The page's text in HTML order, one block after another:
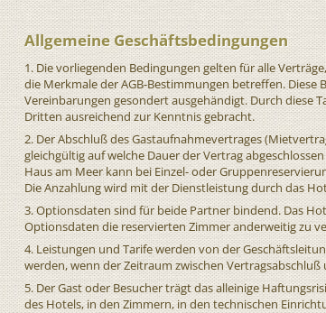
Allgemeine Geschäftsbedingungen
1. Die vorliegenden Bedingungen gelten für alle
die Merkmale der AGB-Bestimmungen betreffen.
Vereinbarungen gesondert ausgehändigt. Durch diese
Dritten ausreichend zur Kenntnis gebracht.
2. Der Abschluß des Gastaufnahmevertrages
gleichgültig auf welche Dauer der Vertrag
Haus am Meer kann bei Einzel- oder
Die Anzahlung wird mit der Dienstleistung durch das
3. Optionsdaten sind für beide Partner bindend. Das
Optionsdaten die reservierten Zimmer anderweitig zu
4. Leistungen und Tarife werden von der
werden, wenn der Zeitraum zwischen
5. Der Gast oder Besucher trägt das alleinige
des Hotels, in den Zimmern, in den technischen